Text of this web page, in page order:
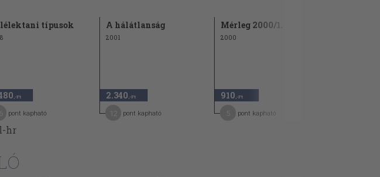
típusok
,-Ft
pont kapható
A hálátlanság
2001
2.340 ,-Ft
pont kapható
Mérleg 2000/1.
2000
910 ,-Ft
pont kapható